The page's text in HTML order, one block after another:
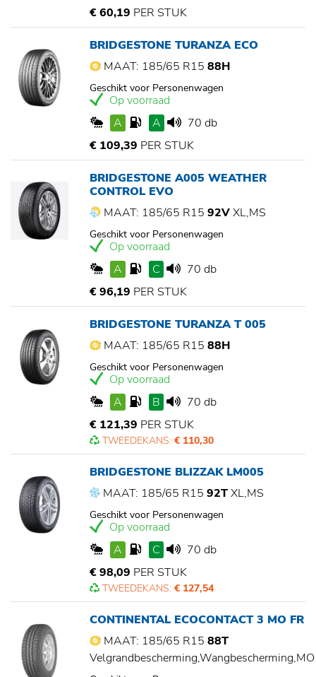
€ 60,19 PER STUK
BRIDGESTONE TURANZA ECO
MAAT: 185/65 R15 88H
Geschikt voor Personenwagen
Op voorraad
A
A
70 db
€ 109,39 PER STUK
BRIDGESTONE A005 WEATHER
CONTROL EVO
MAAT: 185/65 R15 92VXL,MS
Geschikt voor Personenwagen
Op voorraad
A
C
70 db
€ 96,19 PER STUK
BRIDGESTONE TURANZA T 005
MAAT: 185/65 R15 88H
Geschikt voor Personenwagen
Op voorraad
A
B
70 db
€ 121,39 PER STUK
TWEEDEKANS: € 110,30
BRIDGESTONE BLIZZAK LM005
MAAT: 185/65 R15 92TXL,MS
Geschikt voor Personenwagen
Op voorraad
A
C
70 db
€ 98,09 PER STUK
TWEEDEKANS: € 127,54
CONTINENTAL ECOCONTACT 3 MO FR
MAAT: 185/65 R15 88T
Velgrandbescherming,Wangbescherming,MO